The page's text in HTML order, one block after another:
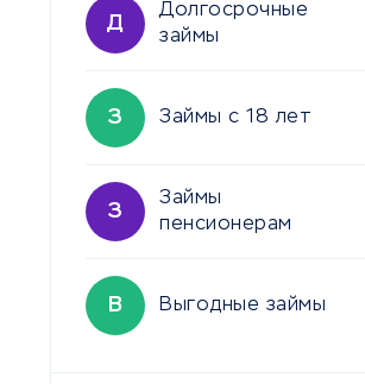
Д
Долгосрочные
займы
З Займы с 18 лет
З
Займы
пенсионерам
В Выгодные займы